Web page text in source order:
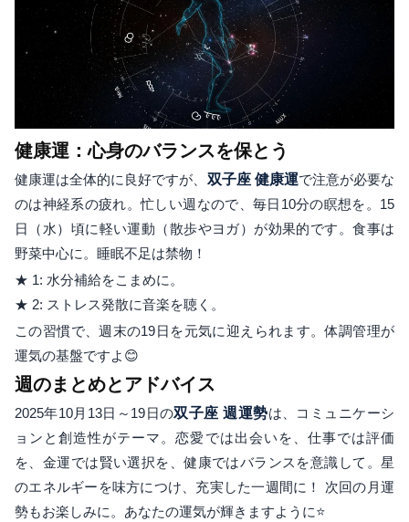
健康運：心身のバランスを保とう
健康運は全体的に良好ですが、 双子座 健康運で注意が必要な
のは神経系の疲れ。忙しい週なので、毎日10分の瞑想を。15
日（水）頃に軽い運動（散歩やヨガ）が効果的です。食事は
野菜中心に。睡眠不足は禁物！
★ 1: 水分補給をこまめに。
★ 2: ストレス発散に音楽を聴く。
この習慣で、週末の19日を元気に迎えられます。体調管理が
運気の基盤ですよ😊
週のまとめとアドバイス
2025年10月13日～19日の双子座 週運勢は、コミュニケーシ
ョンと創造性がテーマ。恋愛では出会いを、仕事では評価
を、金運では賢い選択を、健康ではバランスを意識して。星
のエネルギーを味方につけ、充実した一週間に！ 次回の月運
勢もお楽しみに。あなたの運気が輝きますように⭐